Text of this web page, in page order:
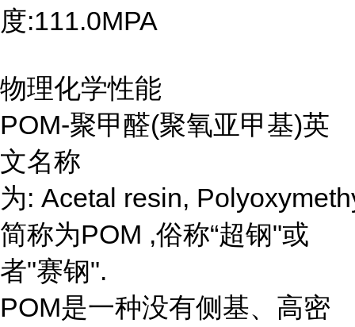
度:111.0MPA
物理化学性能
POM-聚甲醛(聚氧亚甲基)英
文名称
为: Acetal resin,
简称为POM ,俗称“超钢"或
者"赛钢".
POM是一种没有侧基、高密